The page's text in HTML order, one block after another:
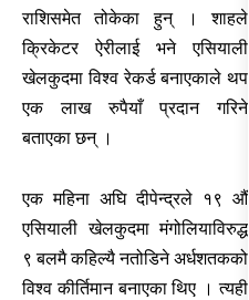
राशिसमेत तोकेका हुन् । शाहले
क्रिकेटर ऐरीलाई भने एसियाली
खेलकुदमा विश्व रेकर्ड बनाएकाले थप
एक लाख रुपैयाँ प्रदान गरिने
बताएका छन् ।
एक महिना अघि दीपेन्द्रले १९ औं
एसियाली खेलकुदमा मंगोलियाविरुद्ध
९ बलमै कहिल्यै नतोडिने अर्धशतकको
विश्व कीर्तिमान बनाएका थिए । त्यही